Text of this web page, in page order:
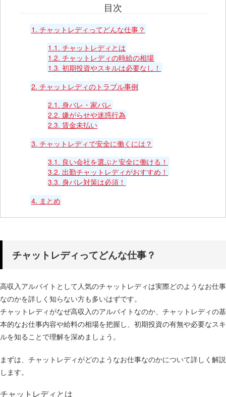
目次
1. チャットレディってどんな仕事？
1.1. チャットレディとは
1.2. チャットレディの時給の相場
1.3. 初期投資やスキルは必要なし！
2. チャットレディのトラブル事例
2.1. 身バレ・家バレ
2.2. 嫌がらせや迷惑行為
2.3. 賃金未払い
3. チャットレディで安全に働くには？
3.1. 良い会社を選ぶと安全に働ける！
3.2. 出勤チャットレディがおすすめ！
3.3. 身バレ対策は必須！
4. まとめ
チャットレディってどんな仕事？
高収入アルバイトとして人気のチャットレディは実際どのようなお仕事
なのかを詳しく知らない方も多いはずです。
チャットレディがなぜ高収入のアルバイトなのか、チャットレディの基
本的なお仕事内容や給料の相場を把握し、初期投資の有無や必要なスキ
ルを知ることで理解を深めましょう。
まずは、チャットレディがどのようなお仕事なのかについて詳しく解説
します。
チャットレディとは